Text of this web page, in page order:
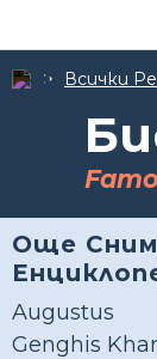
Всички
Още
Augustus
Genghis